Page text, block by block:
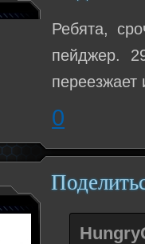
Ребята,
пейджер.
переезжает
0